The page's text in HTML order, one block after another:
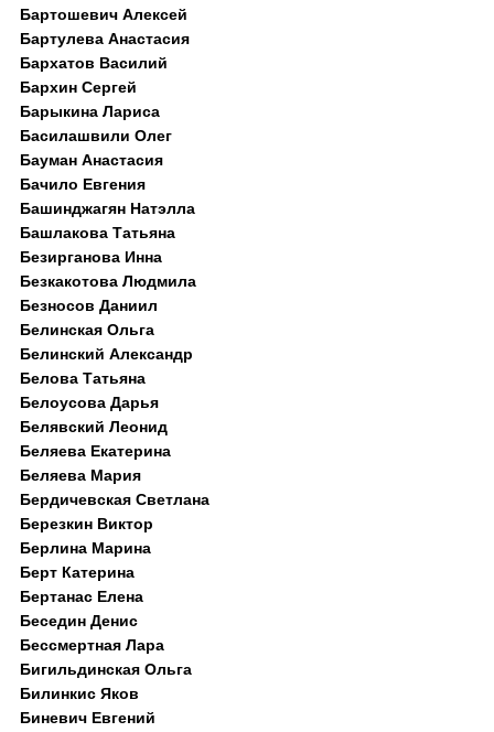
Бартошевич Алексей
Бартулева Анастасия
Бархатов Василий
Бархин Сергей
Барыкина Лариса
Басилашвили Олег
Бауман Анастасия
Бачило Евгения
Башинджагян Натэлла
Башлакова Татьяна
Безирганова Инна
Безкакотова Людмила
Безносов Даниил
Белинская Ольга
Белинский Александр
Белова Татьяна
Белоусова Дарья
Белявский Леонид
Беляева Екатерина
Беляева Мария
Бердичевская Светлана
Березкин Виктор
Берлина Марина
Берт Катерина
Бертанас Елена
Беседин Денис
Бессмертная Лара
Бигильдинская Ольга
Билинкис Яков
Биневич Евгений